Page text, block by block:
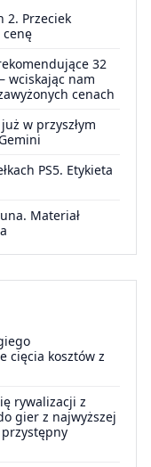
2. Przeciek
32
wciskając nam
cenach
w przyszłym
PS5. Etykieta
Materiał
cięcia kosztów z
rywalizacji z
gier z najwyższej